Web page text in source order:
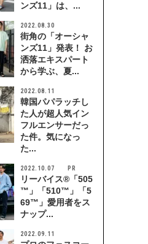
ンズ11」は、...
2022.08.30
街角の「オーシャ
ンズ11」発表！ お
洒落エキスパート
から学ぶ、夏...
2022.08.11
韓国パパラッチし
た人が超人気イン
フルエンサーだっ
た件。気になっ
た...
2022.10.07
リーバイス®「505
™」「510™」「5
69™」愛用者をス
ナップ...
2022.09.11